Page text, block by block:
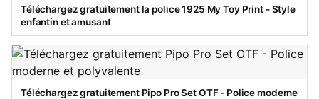
Téléchargez gratuitement la police 1925 My Toy Print - Style
enfantin et amusant
Téléchargez gratuitement Pipo Pro Set OTF - Police moderne